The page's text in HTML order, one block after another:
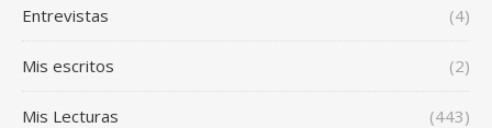
Entrevistas (4)
Mis escritos (2)
Mis Lecturas (443)